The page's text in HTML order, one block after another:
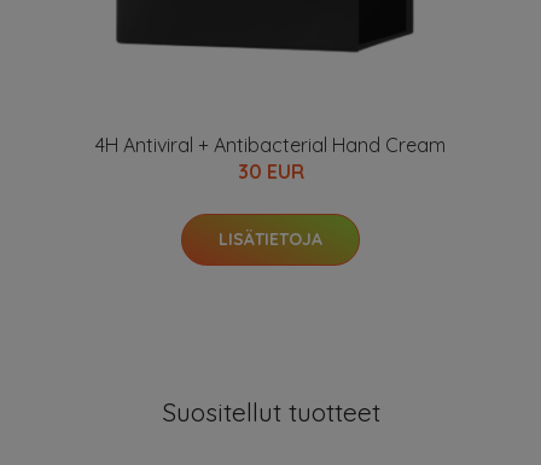
4H Antiviral + Antibacterial Hand Cream
30 EUR
LISÄTIETOJA
Suositellut tuotteet